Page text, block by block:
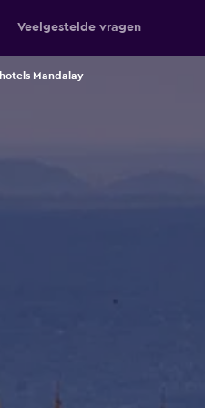
Veelgestelde vragen
hotels Mandalay